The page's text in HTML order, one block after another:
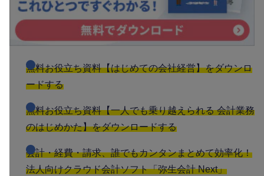
無料お役立ち資料【はじめての会社経営】をダウンロ
ードする
無料お役立ち資料【一人でも乗り越えられる 会計業務
のはじめかた】をダウンロードする
会計・経費・請求、誰でもカンタンまとめて効率化！
法人向けクラウド会計ソフト「弥生会計 Next」